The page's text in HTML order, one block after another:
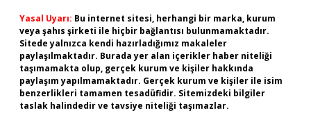
Yasal Uyarı: Bu internet sitesi, herhangi bir marka, kurum
veya şahıs şirketi ile hiçbir bağlantısı bulunmamaktadır.
Sitede yalnızca kendi hazırladığımız makaleler
paylaşılmaktadır. Burada yer alan içerikler haber niteliği
taşımamakta olup, gerçek kurum ve kişiler hakkında
paylaşım yapılmamaktadır. Gerçek kurum ve kişiler ile isim
benzerlikleri tamamen tesadüfidir. Sitemizdeki bilgiler
taslak halindedir ve tavsiye niteliği taşımazlar.